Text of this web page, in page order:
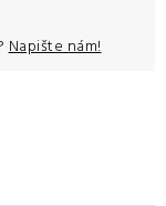
Napište nám!